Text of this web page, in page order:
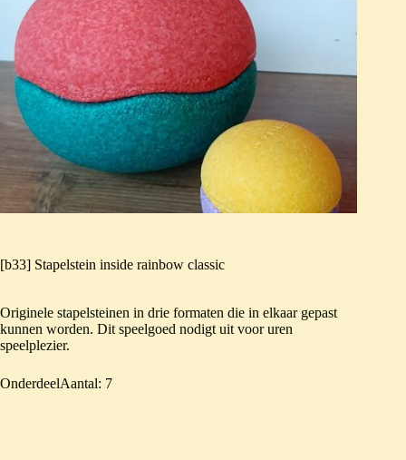
[b33] Stapelstein inside rainbow classic
Originele stapelsteinen in drie formaten die in elkaar gepast
kunnen worden. Dit speelgoed nodigt uit voor uren
speelplezier.
OnderdeelAantal: 7